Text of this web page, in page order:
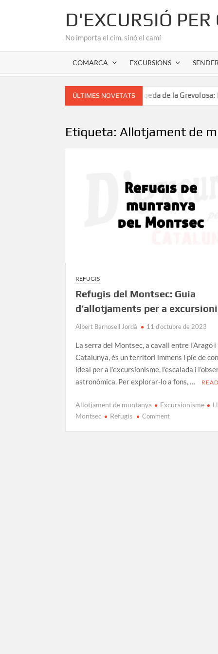
D'EXCURSIÓ
No importa el cim, sinó el camí
COMARCA EXCURSIONS
ÚLTIMES NOVETATS
Fageda de la Grevolosa: El
Etiqueta:Allotjament de
REFUGIS
Refugis del Montsec: Guia
d’allotjaments per a
Albert Barnosell Jordà 11 d'octubre de 2023
La serra del Montsec, a cavall entre l’Aragó i
Catalunya, és un territori immens i ple de
ideal per a l’excursionisme, l’escalada i
astronòmica. Per explorar-lo a fons, …
Allotjament de muntanya Excursionisme
Montsec
Refugis Commenton